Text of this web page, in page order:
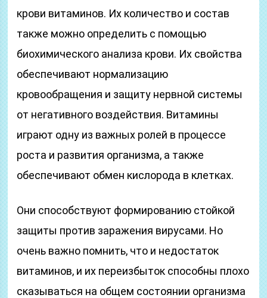
крови витаминов. Их количество и состав
также можно определить с помощью
биохимического анализа крови. Их свойства
обеспечивают нормализацию
кровообращения и защиту нервной системы
от негативного воздействия. Витамины
играют одну из важных ролей в процессе
роста и развития организма, а также
обеспечивают обмен кислорода в клетках.
Они способствуют формированию стойкой
защиты против заражения вирусами. Но
очень важно помнить, что и недостаток
витаминов, и их переизбыток способны плохо
сказываться на общем состоянии организма